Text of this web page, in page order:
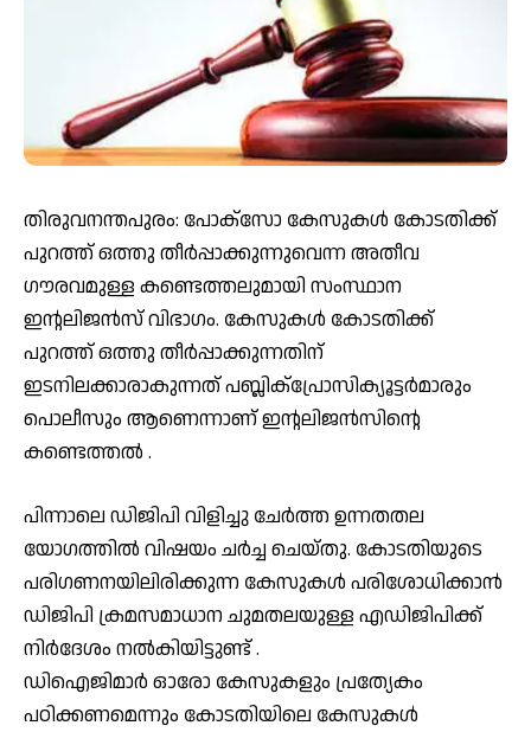
തിരുവനന്തപുരം: പോക്സോ കേസുകൾ കോടതിക്ക്
പുറത്ത് ഒത്തു തീർപ്പാക്കുന്നുവെന്ന ​അതീവ
ഗൗരവമുള്ള കണ്ടെത്തലുമായി സംസ്ഥാന
ഇന്റലിജൻസ് വിഭാഗം. കേസുകൾ കോടതിക്ക്
പുറത്ത് ഒത്തു തീർപ്പാക്കുന്നതിന്
ഇടനിലക്കാരാകുന്നത് പബ്ലിക്പ്രോസിക്യൂട്ടർമാരും
പൊലീസും ആണെന്നാണ് ഇന്റലിജൻസിന്റെ
കണ്ടെത്തൽ .
പിന്നാലെ ഡിജിപി വിളിച്ചു ചേർത്ത ഉന്നതതല
യോഗത്തിൽ വിഷയം ചർച്ച ചെയ്തു. കോടതിയുടെ
പരിഗണനയിലിരിക്കുന്ന കേസുകൾ പരിശോധിക്കാൻ
ഡിജിപി ക്രമസമാധാന ചുമതലയുള്ള എഡിജിപിക്ക്
നിർദേശം നൽകിയിട്ടുണ്ട് .
ഡിഐജിമാർ ഓരോ കേസുകളും പ്രത്യേകം
പഠിക്കണമെന്നും കോടതിയിലെ കേസുകള്‍